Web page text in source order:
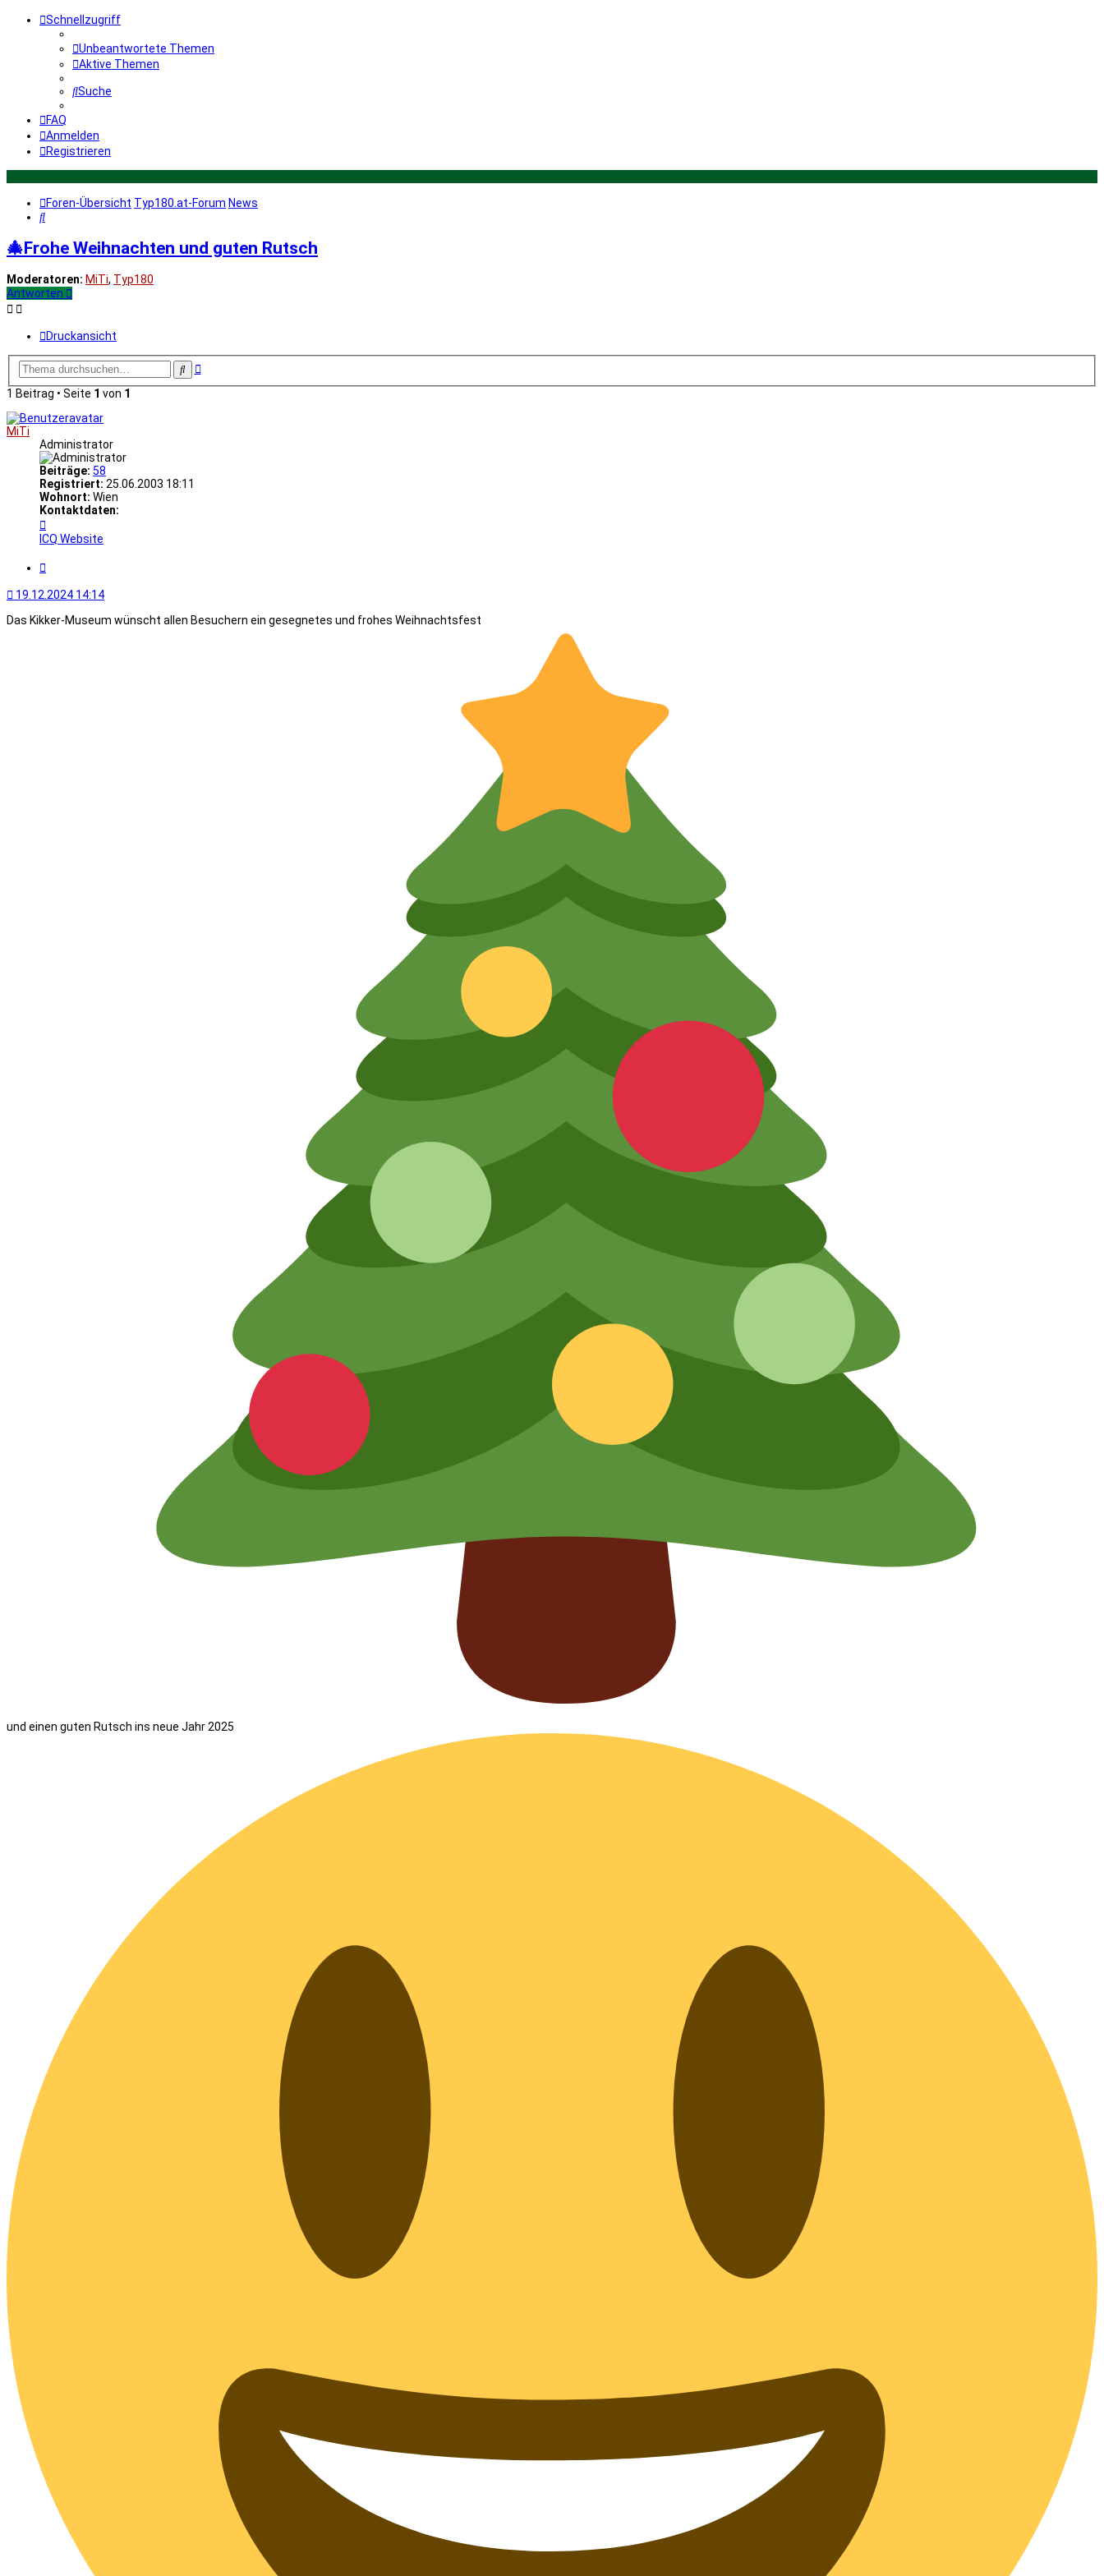
Schnellzugriff
Unbeantwortete Themen
Aktive Themen
Suche
FAQ
Anmelden
Registrieren
Foren-Übersicht Typ180.at-Forum News
Suche
🎄Frohe Weihnachten und guten Rutsch
Moderatoren: MiTi, Typ180
Antworten
Druckansicht
SucheErweiterte
1 Beitrag • Seite 1 von 1
MiTi
Administrator
Beiträge: 58
Registriert: 25.06.2003 18:11
Wohnort: Wien
Kontaktdaten:
von
MiTi
ICQ Website
19.12.2024 14:14
Das Kikker-Museum wünscht allen Besuchern ein gesegnetes und frohes Weihnachtsfest
und einen guten Rutsch ins neue Jahr 2025